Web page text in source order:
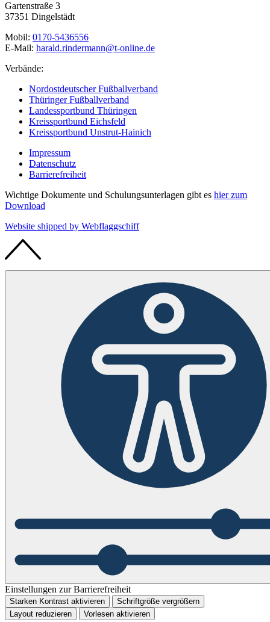
Gartenstraße 3
37351 Dingelstädt
Mobil: 0170-5436556
E-Mail: harald.rindermann@t-online.de
Verbände:
Nordostdeutscher Fußballverband
Thüringer Fußballverband
Landessportbund Thüringen
Kreissportbund Eichsfeld
Kreissportbund Unstrut-Hainich
Impressum
Datenschutz
Barrierefreiheit
Wichtige Dokumente und Schulungsunterlagen gibt es hier zum
Download
Website shipped by Webflaggschiff
Einstellungen zur Barrierefreiheit
Starken Kontrast aktivieren
Schriftgröße vergrößern
Layout reduzieren
Vorlesen aktivieren